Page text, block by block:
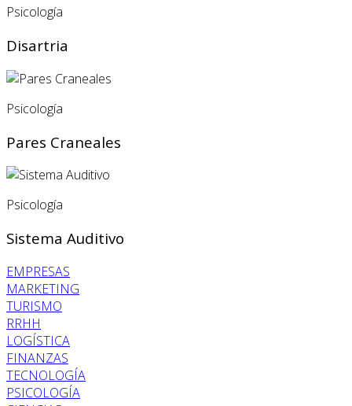
Psicología
Disartria
Psicología
Pares Craneales
Psicología
Sistema Auditivo
EMPRESAS
MARKETING
TURISMO
RRHH
LOGÍSTICA
FINANZAS
TECNOLOGÍA
PSICOLOGÍA